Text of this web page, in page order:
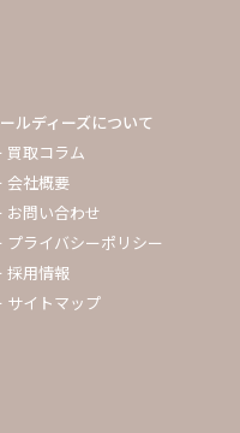
ルディーズについて
買取コラム
会社概要
お問い合わせ
プライバシーポリシー
採用情報
サイトマップ